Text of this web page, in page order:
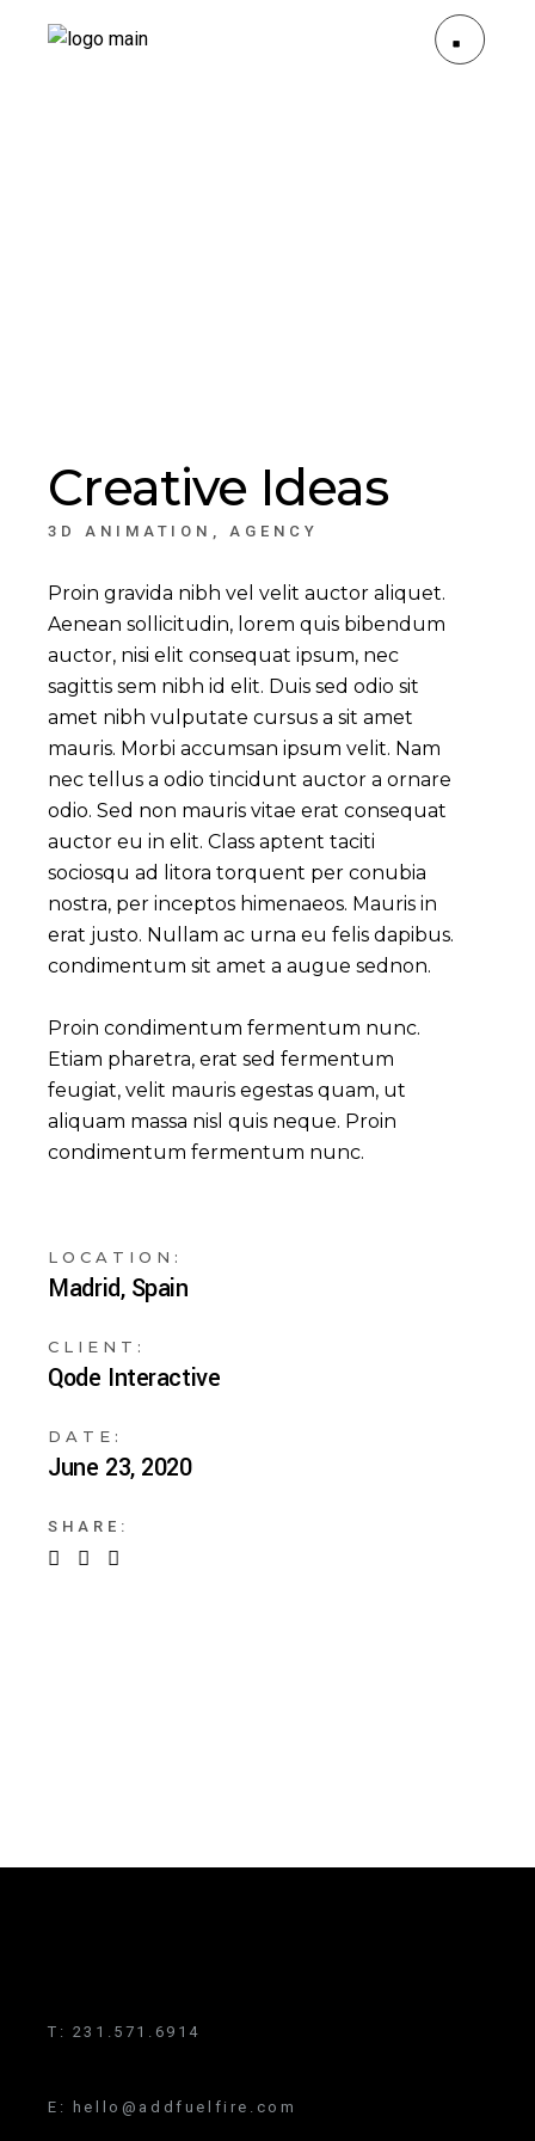
Creative Ideas
3D ANIMATION AGENCY
Proin gravida nibh vel velit auctor aliquet.
Aenean sollicitudin, lorem quis bibendum
auctor, nisi elit consequat ipsum, nec
sagittis sem nibh id elit. Duis sed odio sit
amet nibh vulputate cursus a sit amet
mauris. Morbi accumsan ipsum velit. Nam
nec tellus a odio tincidunt auctor a ornare
odio. Sed non mauris vitae erat consequat
auctor eu in elit. Class aptent taciti
sociosqu ad litora torquent per conubia
nostra, per inceptos himenaeos. Mauris in
erat justo. Nullam ac urna eu felis dapibus.
condimentum sit amet a augue sednon.
Proin condimentum fermentum nunc.
Etiam pharetra, erat sed fermentum
feugiat, velit mauris egestas quam, ut
aliquam massa nisl quis neque. Proin
condimentum fermentum nunc.
LOCATION:
Madrid, Spain
CLIENT:
Qode Interactive
DATE:
June 23, 2020
SHARE:
T: 231.571.6914
E: hello@addfuelfire.com